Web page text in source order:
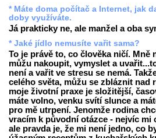
* Máte doma počítač a Internet, jak
doby využíváte.
Já prakticky ne, ale manžel a oba
* Jaké jídlo nemusíte vařit sama?
To je právě to, co člověka ničí. Mně
můžu nakoupit, vymyslet a
není a vařit ve stresu se nemá.
celého světa, můžu se zbláznit nad
moje životní praxe je složitější,
máte volno, venku svítí slunce a
pro mě utrpení. Jenomže rodina
vracím k původní otázce - nejvíc mi
ale pravda je, že mi není jedno, co